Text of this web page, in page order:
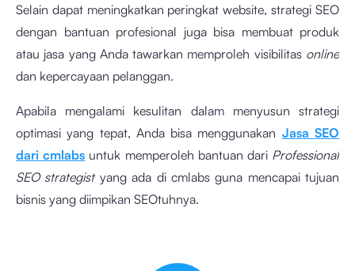
Selain dapat meningkatkan peringkat website, strategi SEO
dengan bantuan profesional juga bisa membuat produk
atau jasa yang Anda tawarkan memproleh visibilitas online
dan kepercayaan pelanggan.
Apabila mengalami kesulitan dalam menyusun strategi
optimasi yang tepat, Anda bisa menggunakan Jasa SEO
dari cmlabs untuk memperoleh bantuan dari Professional
SEO strategistyang ada di cmlabs guna mencapai tujuan
bisnis yang diimpikan SEOtuhnya.